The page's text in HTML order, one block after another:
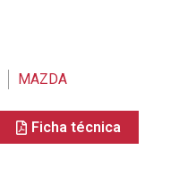
MAZDA
Ficha técnica